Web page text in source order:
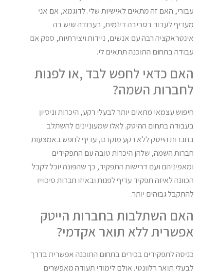
עבורי, האם זה מתאים לאישיות שלי. לדוגמא, אם אני
מעדיף לעבוד בסביבה דינמית, בעבודה שיש בה
אינטראקציה רבה עם אנשים, ניידות ויצירתיות, ספק אם
עבודה בתחום התוכנה תתאים לי.
האם כדאי לחפש לבד ,או לפנות
לחברות השמה?
חיפוש עצמאי מתאים יותר לבעלי רקע, היכרות וניסיון
בעבודה בתחום ההיטק. לאלו שמעוניינים להשתלב
בחברות הייטק ללא רקע מוקדם, עדיף לחפש באמצעות
חברות השמה, שלהן היכרות טובה עם התפקידים
ומאפיניהם ועם דרישות התפקיד, כך שהפונה יוכל לקבל
הכוונה לאיזה תפקיד עדיף לפנות ובאיזו חברות סיכוייו
להתקבל גבוהים יותר.
האם השתלבות בחברות הייטק
אפשרית ללא תואר אקדמי?
כניסה לתפקידים בכירים בתחום התוכנה אפשרית בדרך
לבעלי תואר רלוונטי. אולם לימודי תעודה מאפשרים